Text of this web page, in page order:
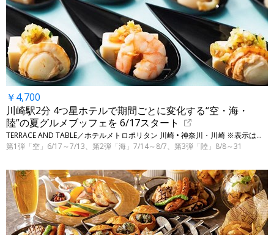
￥4,700
川崎駅2分 4つ星ホテルで期間ごとに変化する“空・海・
陸”の夏グルメブッフェを 6/17スタート
TERRACE AND TABLE／ホテルメトロポリタン 川崎 • 神奈川・川崎 ※表示は平日ランチ料金です
第1弾「空」6/17～7/13、第2弾「海」7/14～8/7、第3弾「陸」8/8～31